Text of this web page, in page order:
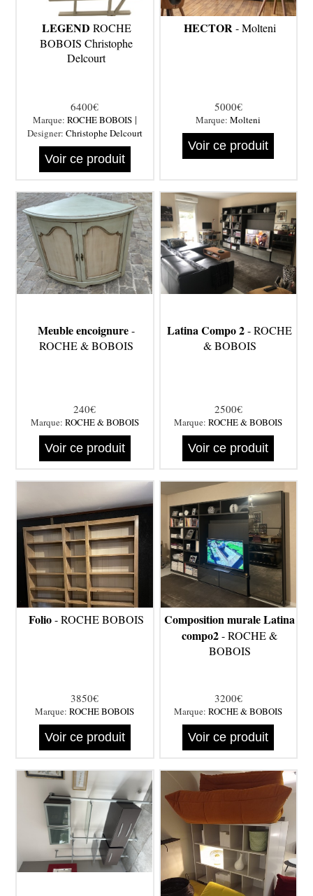
LEGEND ROCHE
BOBOIS Christophe
Delcourt
6400€
Marque: ROCHE BOBOIS|
Designer: Christophe Delcourt
Voir ce produit
HECTOR - Molteni
5000€
Marque:Molteni
Voir ce produit
Meuble encoignure-
ROCHE & BOBOIS
240€
Marque: ROCHE & BOBOIS
Voir ce produit
Latina Compo 2- ROCHE
& BOBOIS
2500€
Marque:ROCHE & BOBOIS
Voir ce produit
Folio- ROCHE BOBOIS
3850€
Marque:ROCHE BOBOIS
Voir ce produit
Composition murale Latina
compo2- ROCHE &
BOBOIS
3200€
Marque:ROCHE & BOBOIS
Voir ce produit